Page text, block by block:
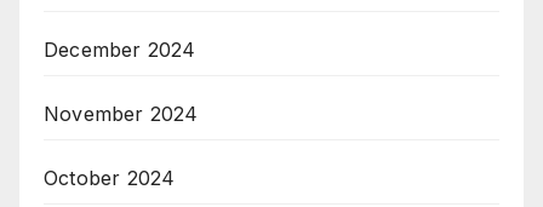
December 2024
November 2024
October 2024